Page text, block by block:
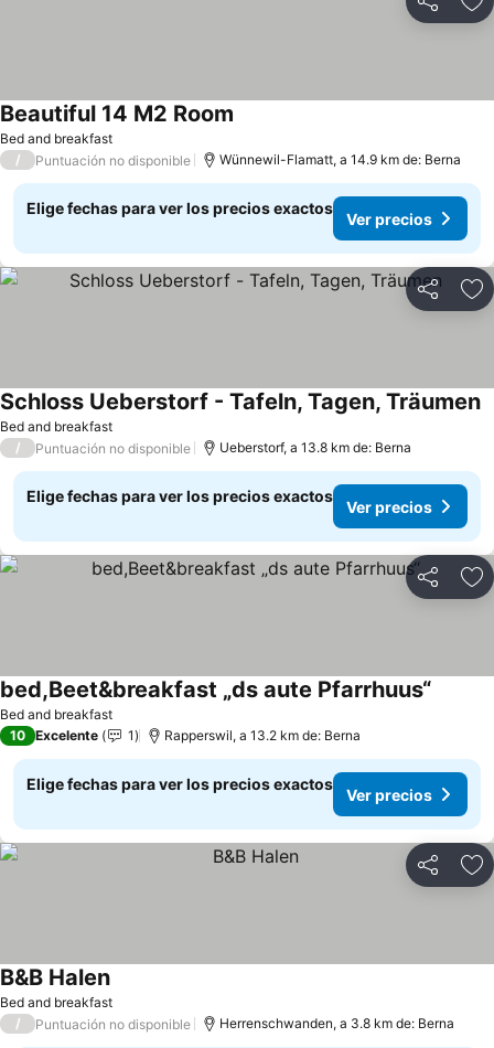
Compartir
Bed and breakfast
Beautiful 14 M2 Room
/ Puntuación no disponible Wünnewil-Flamatt, a 14.9 km de: Berna
Elige fechas para ver los precios exactos
Ver precios
Compartir
Bed and breakfast
Schloss Ueberstorf - Tafeln, Tagen, Träumen
/ Puntuación no disponible Ueberstorf, a 13.8 km de: Berna
Elige fechas para ver los precios exactos
Ver precios
Compartir
Bed and breakfast
bed,Beet&breakfast „ds aute Pfarrhuus“
10 Excelente 1 Rapperswil, a 13.2 km de: Berna
Elige fechas para ver los precios exactos
Ver precios
Compartir
Bed and breakfast
B&B Halen
/ Puntuación no disponible Herrenschwanden, a 3.8 km de: Berna